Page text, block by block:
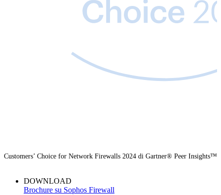
Customers’ Choice for Network Firewalls 2024 di Gartner® Peer Insights™
DOWNLOAD
Brochure su Sophos Firewall